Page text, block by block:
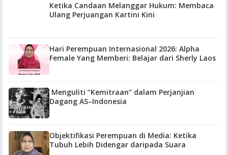
Ketika Candaan Melanggar Hukum: Membaca
Ulang Perjuangan Kartini Kini
Hari Perempuan Internasional 2026: Alpha
Female Yang Memberi: Belajar dari Sherly Laos
Menguliti “Kemitraan” dalam Perjanjian
Dagang AS–Indonesia
Objektifikasi Perempuan di Media: Ketika
Tubuh Lebih Didengar daripada Suara